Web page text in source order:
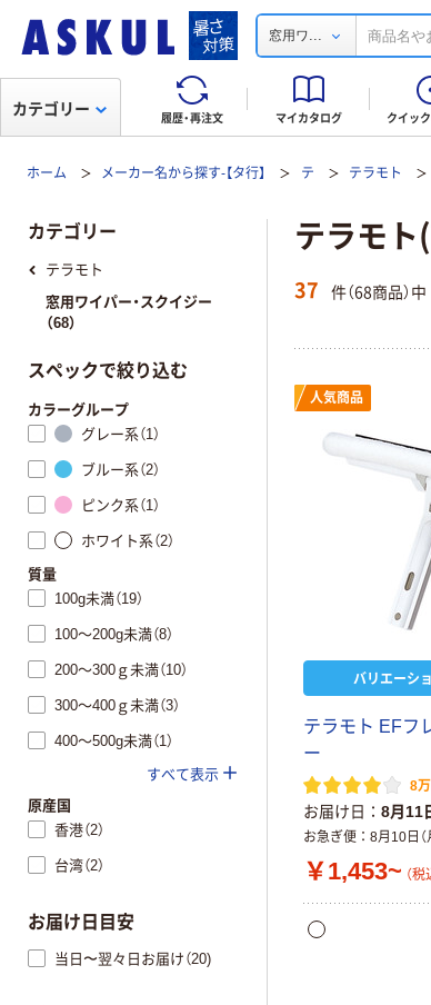
窓用ワ...
履歴・再注文 マイカタログ クイッ
カテゴリー
ホーム メーカー名から探す-【タ行】 テ テラモト
テラモト
37 件（68商品）中
人気商品
バリエーシ
テラモト EFフ
ー
8
お届け日 8月11
お急ぎ便 8月10日（
￥1,453~ （税
カテゴリー
テラモト
窓用ワイパー・スクイジー
（68）
スペックで絞り込む
カラーグループ
グレー系（1）
ブルー系（2）
ピンク系（1）
ホワイト系（2）
質量
100g未満（19）
100～200g未満（8）
200～300ｇ未満（10）
300～400ｇ未満（3）
400～500g未満（1）
すべて表示
原産国
香港（2）
台湾（2）
お届け日目安
当日〜翌々日お届け（20)